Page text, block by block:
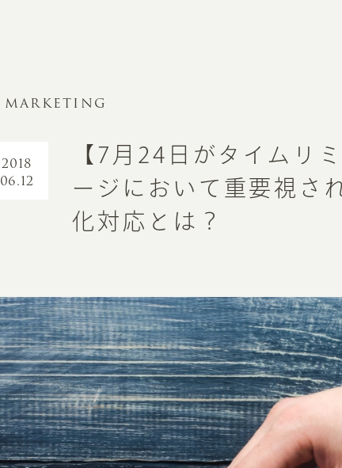
MARKETING
【7月24日がタイムリ
ージにおいて重要視さ
化対応とは？
2018
06.12